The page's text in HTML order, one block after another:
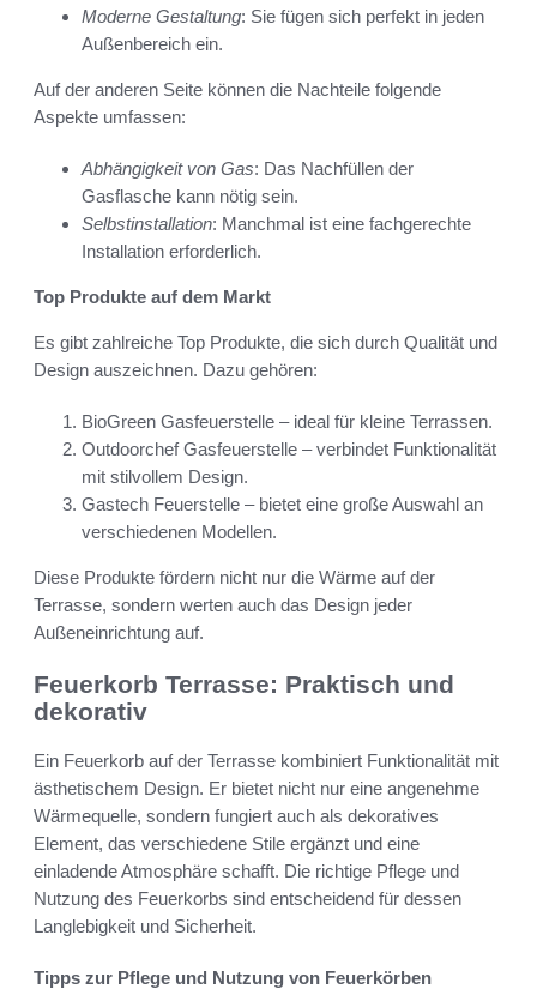
Moderne Gestaltung: Sie fügen sich perfekt in jeden
Außenbereich ein.
Auf der anderen Seite können die Nachteile folgende
Aspekte umfassen:
Abhängigkeit von Gas: Das Nachfüllen der
Gasflasche kann nötig sein.
Selbstinstallation: Manchmal ist eine fachgerechte
Installation erforderlich.
Top Produkte auf dem Markt
Es gibt zahlreiche Top Produkte, die sich durch Qualität und
Design auszeichnen. Dazu gehören:
BioGreen Gasfeuerstelle – ideal für kleine Terrassen.
Outdoorchef Gasfeuerstelle – verbindet Funktionalität
mit stilvollem Design.
Gastech Feuerstelle – bietet eine große Auswahl an
verschiedenen Modellen.
Diese Produkte fördern nicht nur die Wärme auf der
Terrasse, sondern werten auch das Design jeder
Außeneinrichtung auf.
Feuerkorb Terrasse: Praktisch und
dekorativ
Ein Feuerkorb auf der Terrasse kombiniert Funktionalität mit
ästhetischem Design. Er bietet nicht nur eine angenehme
Wärmequelle, sondern fungiert auch als dekoratives
Element, das verschiedene Stile ergänzt und eine
einladende Atmosphäre schafft. Die richtige Pflege und
Nutzung des Feuerkorbs sind entscheidend für dessen
Langlebigkeit und Sicherheit.
Tipps zur Pflege und Nutzung von Feuerkörben